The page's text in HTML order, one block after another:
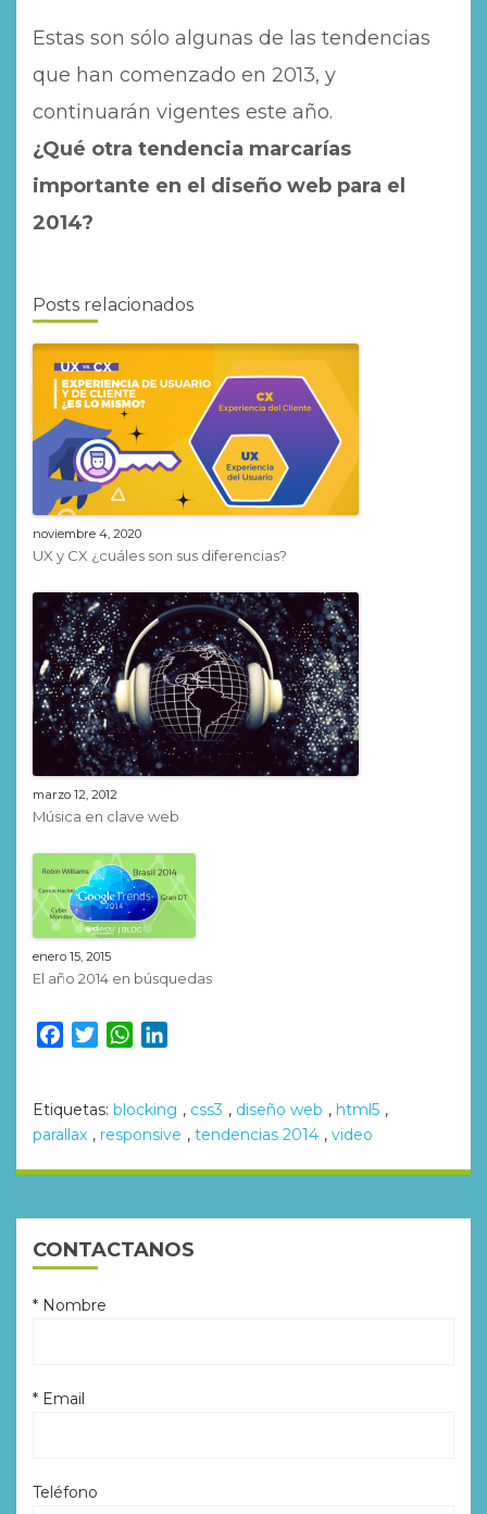
Estas son sólo algunas de las tendencias
que han comenzado en 2013, y
continuarán vigentes este año.
¿Qué otra tendencia marcarías
importante en el diseño web para el
2014?
Posts relacionados
noviembre 4, 2020
UX y CX ¿cuáles son sus diferencias?
marzo 12, 2012
Música en clave web
enero 15, 2015
El año 2014 en búsquedas
Facebook
TwitterWhatsApp
Etiquetas: blocking , css3 , diseño web , html5 ,
parallax , responsive , tendencias 2014 , video
CONTACTANOS
* Nombre
* Email
Teléfono